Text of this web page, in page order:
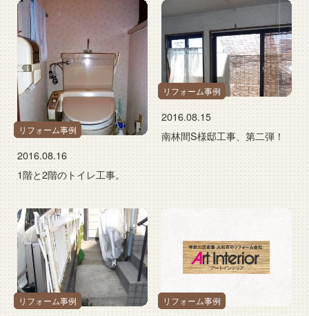
リフォーム事例
2016.08.16
1階と2階のトイレ工事。
リフォーム事例
2016.08.15
南林間S様邸工事、第二弾！
リフォーム事例 リフォーム事例